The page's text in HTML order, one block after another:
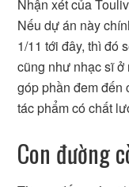
Nhận xét của
Nếu dự án này
1/11 tới đây, thì đó
cũng như nhạc sĩ ở
góp phần đem đến
tác phẩm có chất
Con đường